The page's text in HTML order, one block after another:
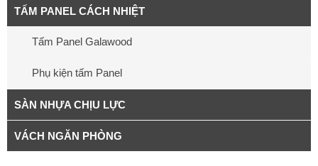
TẤM PANEL CÁCH NHIỆT
Tấm Panel Galawood
Phụ kiện tấm Panel
SÀN NHỰA CHỊU LỰC
VÁCH NGĂN PHÒNG